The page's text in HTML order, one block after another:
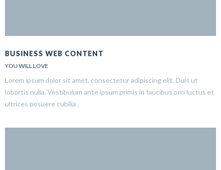
BUSINESS WEB CONTENT
YOU WILL LOVE
Lorem ipsum dolor sit amet, consectetur adipiscing elit. Duis ut
lobortis nulla. Vestibulum ante ipsum primis in faucibus orci luctus et
ultrices posuere cubilia .